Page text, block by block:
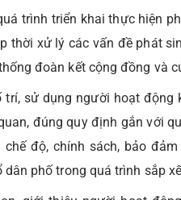
trình triển khai thực hiện
thời xử lý các vấn đề phát
đoàn kết cộng đồng và
trí, sử dụng người hoạt động
đúng quy định gắn với
chế độ, chính sách, bảo
dân phố trong quá trình sắp